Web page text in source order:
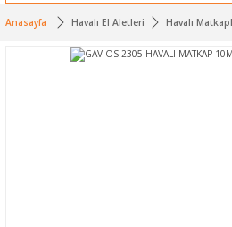
Anasayfa Havalı El Aletleri Havalı